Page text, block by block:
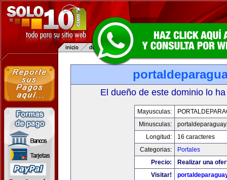
El dueño de este dominio lo
Mayusculas:
Minusculas:
Longitud:
16 caracteres
Categorias:
Portales
Precio:
Realizar una
Visitar!